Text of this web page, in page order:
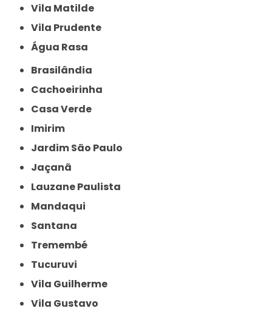
Vila Matilde
Vila Prudente
Água Rasa
Brasilândia
Cachoeirinha
Casa Verde
Imirim
Jardim São Paulo
Jaçanã
Lauzane Paulista
Mandaqui
Santana
Tremembé
Tucuruvi
Vila Guilherme
Vila Gustavo